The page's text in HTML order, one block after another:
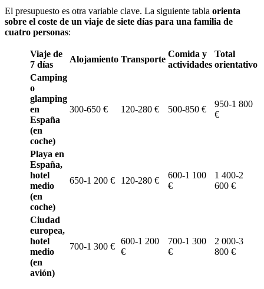
El presupuesto es otra variable clave. La siguiente tabla orienta
sobre el coste de un viaje de siete días para una familia de
cuatro personas:
Viaje de
7 días
Alojamiento Transporte
Comida y
actividades
Total
orientativo
Camping
o
glamping
en
España
(en
coche)
300-650 € 120-280 € 500-850 €
950-1 800
€
Playa en
España,
hotel
medio
(en
coche)
650-1 200 € 120-280 €
600-1 100
€
1 400-2
600 €
Ciudad
europea,
hotel
medio
(en
avión)
700-1 300 €
600-1 200
€
700-1 300
€
2 000-3
800 €